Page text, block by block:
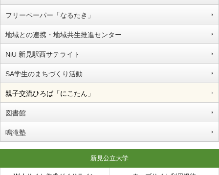
フリーペーパー「なるたき」
地域との連携・地域共生推進センター
NiU 新見駅西サテライト
SA学生のまちづくり活動
親子交流ひろば「にこたん」
図書館
鳴滝塾
新見公立大学